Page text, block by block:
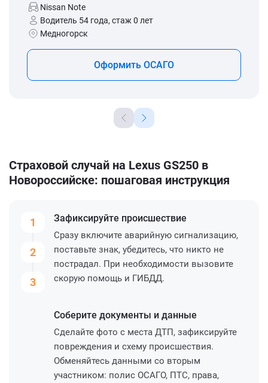
Nissan Note
Водитель 54 года, стаж 0 лет
Медногорск
Оформить ОСАГО
Страховой случай на Lexus GS250 в
Новороссийске: пошаговая инструкция
1
2
3
Зафиксируйте происшествие
Сразу включите аварийную сигнализацию,
поставьте знак, убедитесь, что никто не
пострадал. При необходимости вызовите
скорую помощь и ГИБДД.
Соберите документы и данные
Сделайте фото с места ДТП, зафиксируйте
повреждения и схему происшествия.
Обменяйтесь данными со вторым
участником: полис ОСАГО, ПТС, права,